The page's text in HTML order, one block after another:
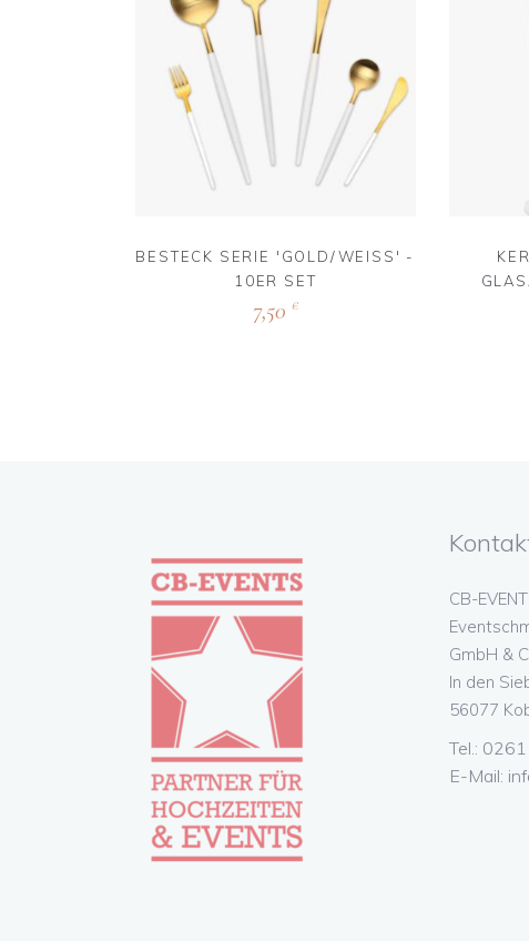
BESTECK SERIE 'GOLD/WEISS' - 1
0ER SET
7,50 €
CB-
GmbH &
In den
56077
Tel.:
E-Mail: